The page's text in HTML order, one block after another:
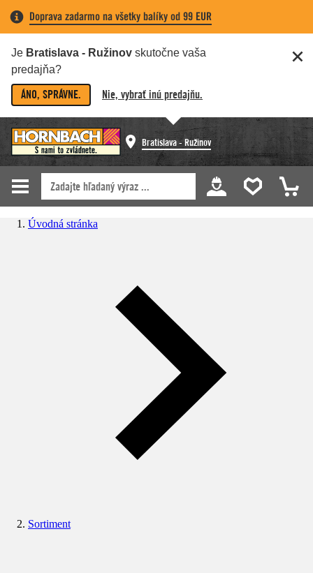
Doprava zadarmo na všetky balíky od 99 EUR
Je Bratislava - Ružinov skutočne vaša
predajňa?
ÁNO, SPRÁVNE. Nie, vybrať inú predajňu.
Bratislava - Ružinov
Úvodná stránka
Sortiment